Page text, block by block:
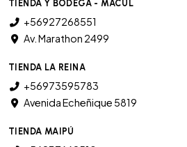
TIENDA Y BODEGA - MACUL
+56927268551
Av. Marathon 2499
TIENDA LA REINA
+56973595783
Avenida Echeñique 5819
TIENDA MAIPÚ